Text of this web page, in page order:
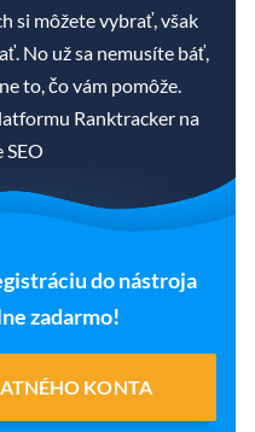
si môžete vybrať, však
No už sa nemusíte báť,
to, čo vám pomôže.
Ranktracker na
do nástroja
zadarmo!
KONTA